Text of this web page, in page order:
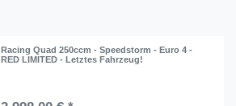
Racing Quad 250ccm - Speedstorm - Euro 4 -
RED LIMITED - Letztes Fahrzeug!